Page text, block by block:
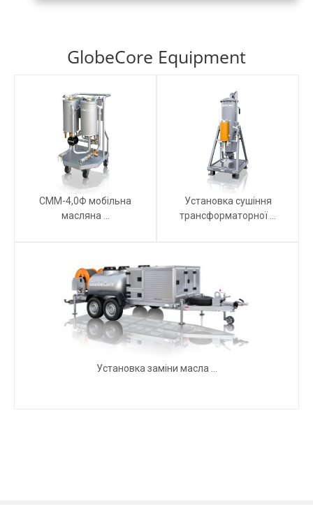
GlobeCore Equipment
СММ-4,0Ф мобільна
масляна ...
Установка сушіння
трансформаторної ...
Установка заміни масла ...